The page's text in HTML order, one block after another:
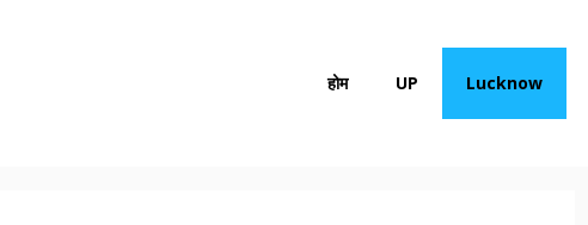
होम UP Lucknow